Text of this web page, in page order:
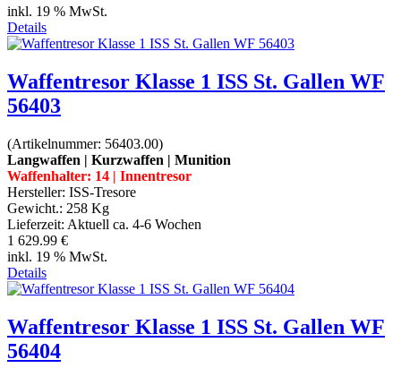
inkl. 19 % MwSt.
Details
Waffentresor Klasse 1 ISS St. Gallen WF
56403
(Artikelnummer: 56403.00)
Langwaffen | Kurzwaffen | Munition
Waffenhalter: 14 | Innentresor
Hersteller: ISS-Tresore
Gewicht.: 258 Kg
Lieferzeit: Aktuell ca. 4-6 Wochen
1 629.99 €
inkl. 19 % MwSt.
Details
Waffentresor Klasse 1 ISS St. Gallen WF
56404